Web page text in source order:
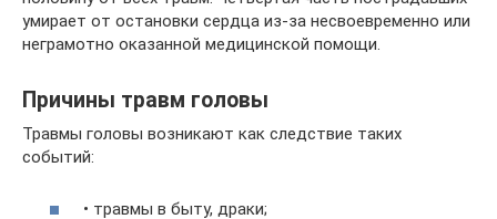
умирает от остановки сердца из-за несвоевременно или
неграмотно оказанной медицинской помощи.
Причины травм головы
Травмы головы возникают как следствие таких
событий:
• травмы в быту, драки;